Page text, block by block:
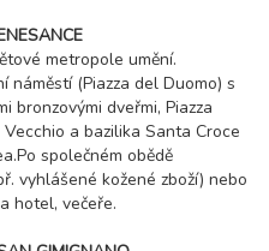
metropole umění.
náměstí (Piazza del Duomo) s
bronzovými dveřmi, Piazza
a bazilika Santa Croce
společném obědě
vyhlášené kožené zboží) nebo
hotel, večeře.